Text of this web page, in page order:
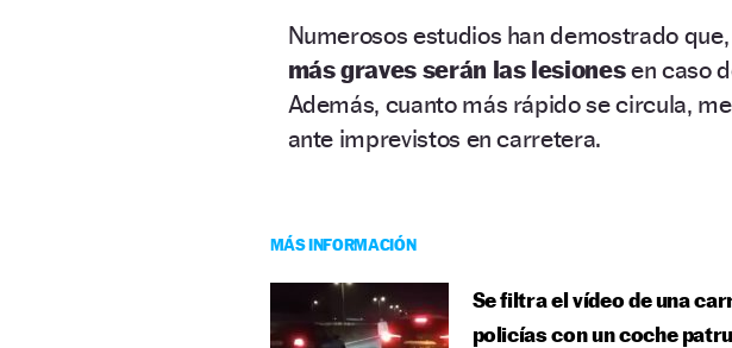
Numerosos estudios han demostrado que,
más graves serán las lesionesen caso
Además, cuanto más rápido se circula,
ante imprevistos en carretera.
MÁS INFORMACIÓN
Se filtra el vídeo de una
policías con un coche